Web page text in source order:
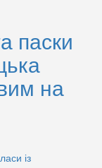
паски
на